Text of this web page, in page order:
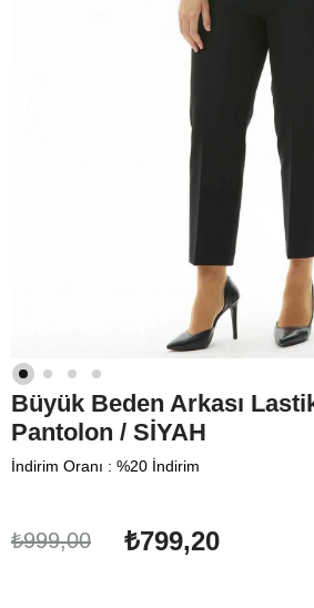
Büyük Beden Arkası
Pantolon / SİYAH
İndirim Oranı : %20 İndirim
₺999,00 ₺799,20